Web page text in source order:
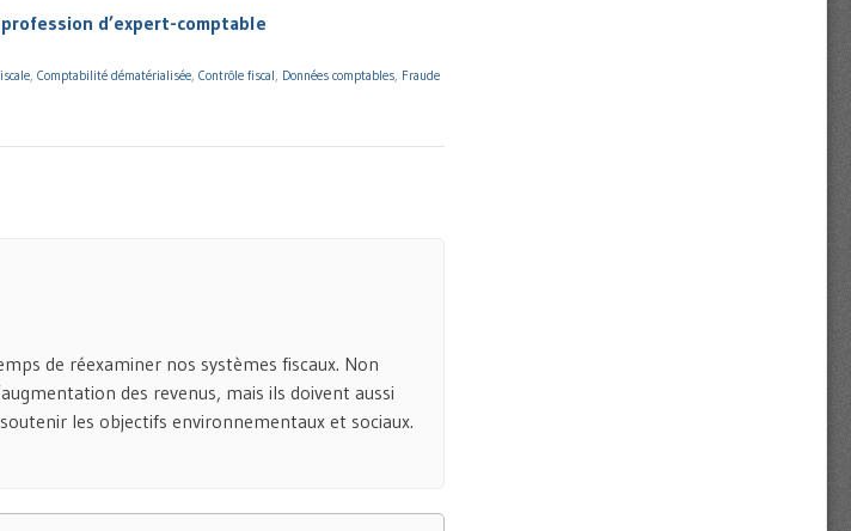
d’expert-comptable
, Comptabilité dématérialisée, Contrôle fiscal, Données comptables, Fraude
de réexaminer nos systèmes fiscaux. Non
des revenus, mais ils doivent aussi
les objectifs environnementaux et sociaux.